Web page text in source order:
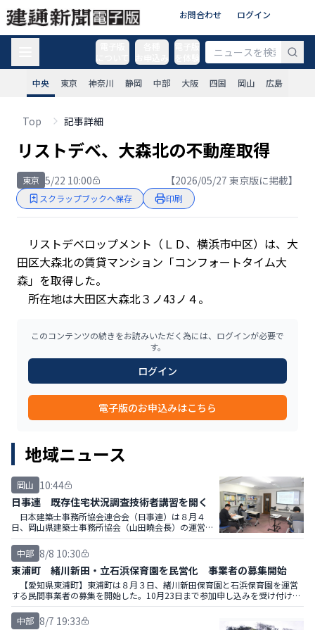
お問合わせ ログイン
電子版
中央 東京 神奈川 静岡 中部 大阪 四国 岡山 広島
Top 記事詳細
リストデベ、大森北の不動産取得
東京 5/22 10:00 【2026/05/27 東京版に掲載】
スクラップブックへ保存 印刷
リストデベロップメント（ＬＤ、横浜市中区）は、大
田区大森北の賃貸マンション「コンフォートタイム大
森」を取得した。
所在地は大田区大森北３ノ43ノ４。
このコンテンツの続きをお読みいただく為には、ログインが必要で
す。
ログイン
電子版のお申込みはこちら
地域ニュース
岡山 10:44
日事連 既存住宅状況調査技術者講習を開く
日本建築士事務所協会連合会（日事連）は８月４
日、岡山県建築士事務所協会（山田曉会長）の運営で
２０２６年度既存住宅状況調査技術者講習の新規講習
を県建築士事務所協会１階会議室で開いた。
中部 8/8 10:30
東浦町 緒川新田・立石浜保育園を民営化 事業者の募集開始
【愛知県東浦町】東浦町は８月３日、緒川新田保育園と石浜保育園を運営
する民間事業者の募集を開始した。10月23日まで参加申し込みを受け付け、
２０２７年３月に選定結果を通知する。
中部 8/7 19:33